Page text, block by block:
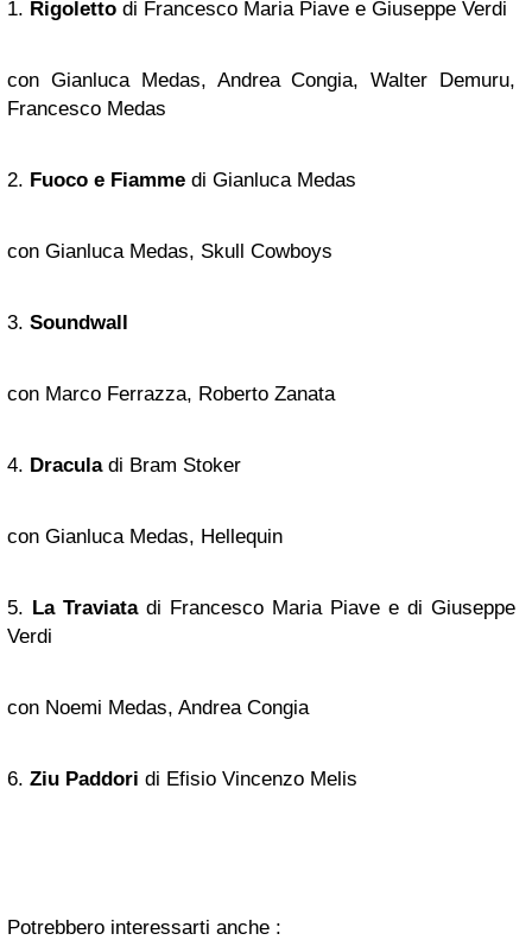
1. Rigoletto di Francesco Maria Piave e Giuseppe Verdi
con Gianluca Medas, Andrea Congia, Walter Demuru,
Francesco Medas
2. Fuoco e Fiamme di Gianluca Medas
con Gianluca Medas, Skull Cowboys
3. Soundwall
con Marco Ferrazza, Roberto Zanata
4. Dracula di Bram Stoker
con Gianluca Medas, Hellequin
5. La Traviata di Francesco Maria Piave e di Giuseppe
Verdi
con Noemi Medas, Andrea Congia
6. Ziu Paddori di Efisio Vincenzo Melis
Potrebbero interessarti anche :